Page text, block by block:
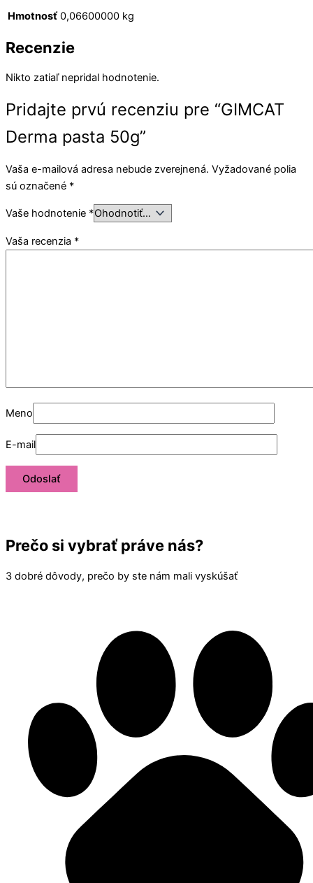
Hmotnosť 0,06600000 kg
Recenzie
Nikto zatiaľ nepridal hodnotenie.
Pridajte prvú recenziu pre “GIMCAT
Derma pasta 50g”
Vaša e-mailová adresa nebude zverejnená. Vyžadované polia
sú označené *
Vaše hodnotenie *
Vaša recenzia *
Meno
E-mail
Prečo si vybrať práve nás?
3 dobré dôvody, prečo by ste nám mali vyskúšať